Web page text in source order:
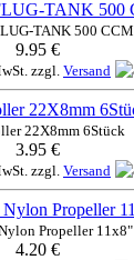
TANK 500 CCM
9.95 €
zzgl. Versand
22X8mm 6Stück
3.95 €
zzgl. Versand
Propeller 11x8"
4.20 €